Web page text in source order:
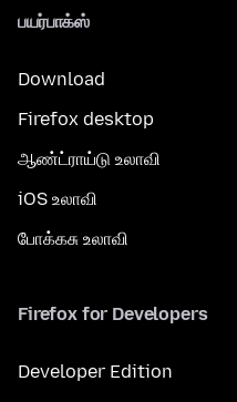
பயர்பாக்ஸ்
Download
Firefox desktop
ஆண்ட்ராய்டு உலாவி
iOS உலாவி
போக்கசு உலாவி
Firefox for Developers
Developer Edition